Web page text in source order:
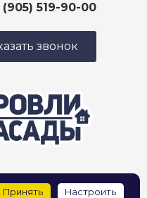
(905) 519-90-00
звонок
Принять Настроить